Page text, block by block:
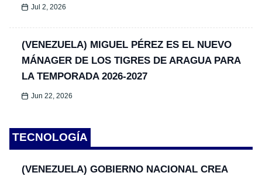
Jul 2, 2026
(VENEZUELA) MIGUEL PÉREZ ES EL NUEVO
MÁNAGER DE LOS TIGRES DE ARAGUA PARA
LA TEMPORADA 2026-2027
Jun 22, 2026
TECNOLOGÍA
(VENEZUELA) GOBIERNO NACIONAL CREA